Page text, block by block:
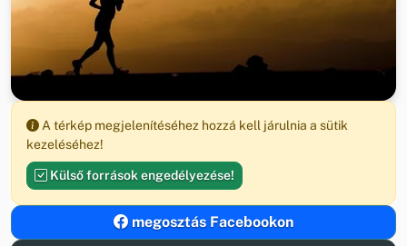
A térkép megjelenítéséhez hozzá kell járulnia a sütik
kezeléséhez!
Külső források engedélyezése!
megosztás Facebookon